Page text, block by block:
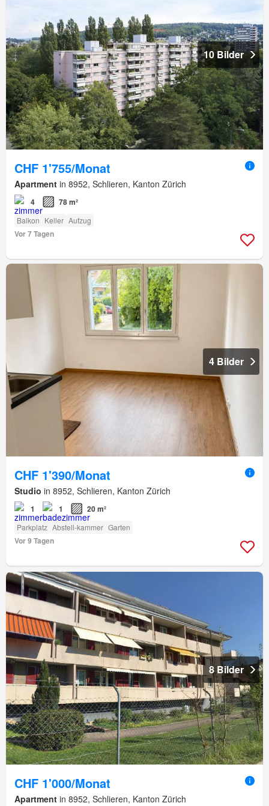
10 Bilder
CHF 1'755/Monat
Apartment in 8952, Schlieren, Kanton Zürich
4 78 m²
Balkon Keller Aufzug
Vor 7 Tagen
4 Bilder
CHF 1'390/Monat
Studio in 8952, Schlieren, Kanton Zürich
1 1 20 m²
Parkplatz Abstell-kammer Garten
Vor 9 Tagen
8 Bilder
CHF 1'000/Monat
Apartment in 8952, Schlieren, Kanton Zürich